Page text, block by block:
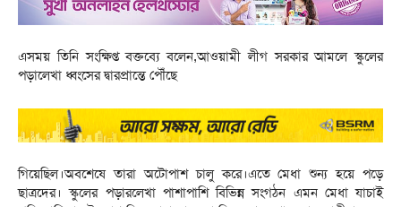
এসময় তিনি সংক্ষিপ্ত বক্তব্যে বলেন,আওয়ামী লীগ সরকার আমলে স্কুলের
পড়ালেখা ধ্বংসের দ্বারপ্রান্তে পৌঁছে
গিয়েছিল।অবশেষে তারা অটোপাশ চালু করে।এতে মেধা শুন্য হয়ে পড়ে
ছাত্রদের। স্কুলের পড়ারলেখা পাশাপাশি বিভিন্ন সংগঠন এমন মেধা যাচাই